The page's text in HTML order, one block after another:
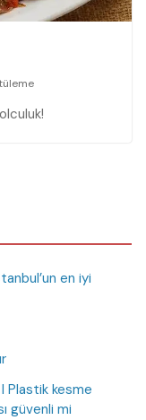
en iyi
Plastik kesme
güvenli mi